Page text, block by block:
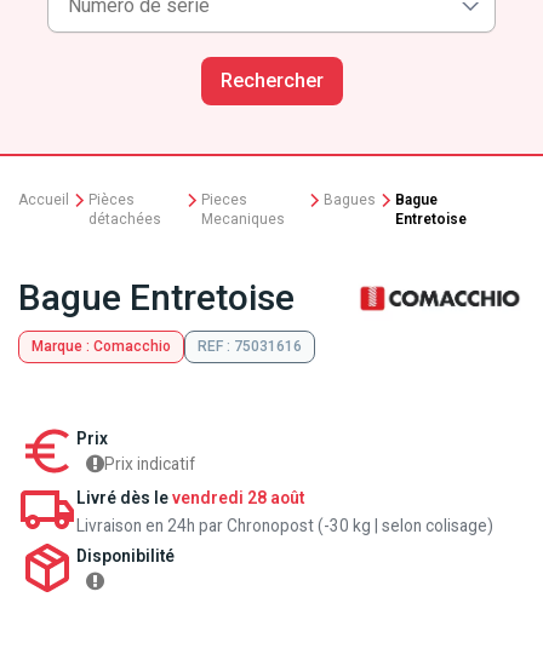
Rechercher
Accueil
Pièces
détachées
Pieces
Mecaniques
Bagues
Bague
Entretoise
Bague Entretoise
Marque : Comacchio REF : 75031616
Prix
Prix indicatif
Livré dès levendredi 28 août
Livraison en 24h par Chronopost (-30 kg | selon colisage)
Disponibilité